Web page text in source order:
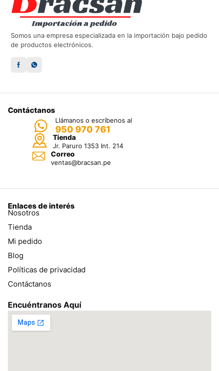
Somos una empresa especializada en la importación bajo pedido
de productos electrónicos.
Contáctanos
Llámanos o escríbenos al
950 970 761
Tienda
Jr. Paruro 1353 Int. 214
Correo
ventas@bracsan.pe
Enlaces de interés
Nosotros
Tienda
Mi pedido
Blog
Políticas de privacidad
Contáctanos
Encuéntranos Aquí